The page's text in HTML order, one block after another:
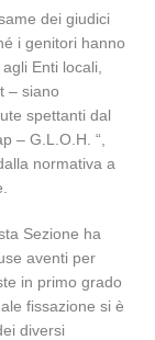
dei giudici
i genitori hanno
Enti locali,
– siano
spettanti dal
– G.L.O.H. “,
normativa a
Sezione ha
aventi per
in primo grado
fissazione si è
diversi